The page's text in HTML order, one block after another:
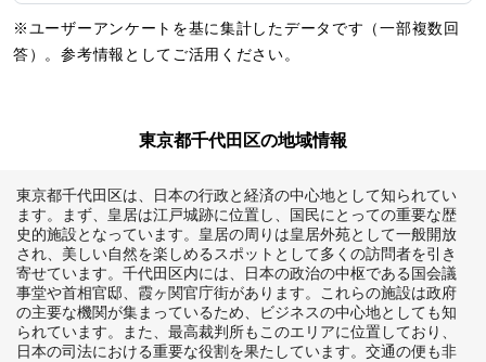
※ユーザーアンケートを基に集計したデータです（一部複数回
答）。参考情報としてご活用ください。
東京都千代田区の地域情報
東京都千代田区は、日本の行政と経済の中心地として知られてい
ます。まず、皇居は江戸城跡に位置し、国民にとっての重要な歴
史的施設となっています。皇居の周りは皇居外苑として一般開放
され、美しい自然を楽しめるスポットとして多くの訪問者を引き
寄せています。千代田区内には、日本の政治の中枢である国会議
事堂や首相官邸、霞ヶ関官庁街があります。これらの施設は政府
の主要な機関が集まっているため、ビジネスの中心地としても知
られています。また、最高裁判所もこのエリアに位置しており、
日本の司法における重要な役割を果たしています。交通の便も非